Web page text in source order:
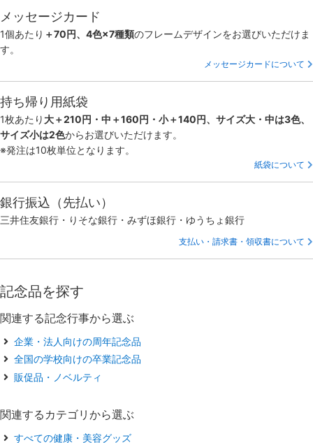
メッセージカード
1個あたり ＋70円、4色×7種類のフレームデザインをお選びいただけま
す。
メッセージカードについて
持ち帰り用紙袋
1枚あたり 大＋210円・中＋160円・小＋140円、サイズ大・中は3色、
サイズ小は2色からお選びいただけます。
※発注は10枚単位となります。
紙袋について
銀行振込（先払い）
三井住友銀行・りそな銀行・みずほ銀行・ゆうちょ銀行
支払い・請求書・領収書について
記念品を探す
関連する記念行事から選ぶ
企業・法人向けの周年記念品
全国の学校向けの卒業記念品
販促品・ノベルティ
関連するカテゴリから選ぶ
すべての健康・美容グッズ